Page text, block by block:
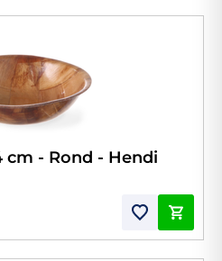
cm - Rond - Hendi